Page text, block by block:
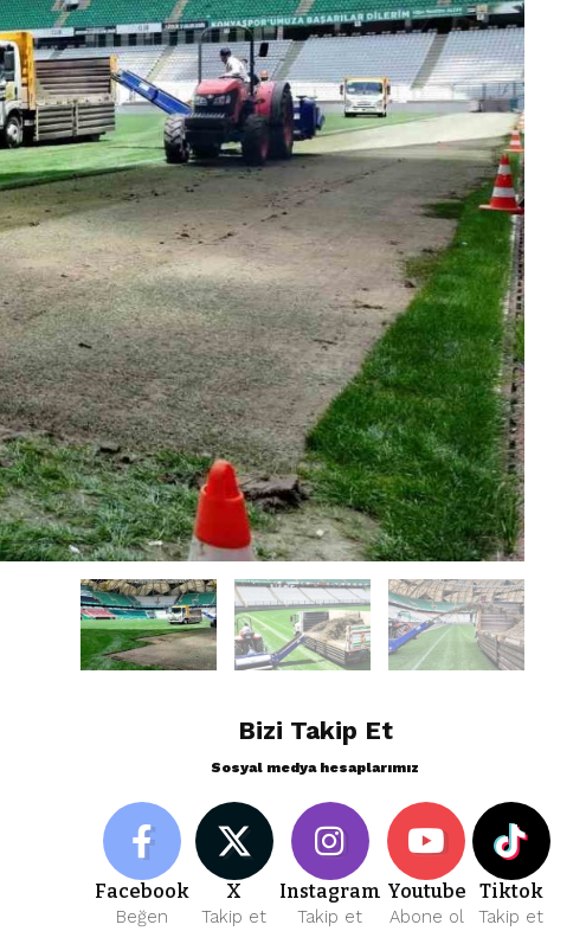
Bizi Takip Et
Sosyal medya hesaplarımız
Facebook
Beğen
X
Takip et
Instagram
Takip et
Youtube
Abone ol
Tiktok
Takip et